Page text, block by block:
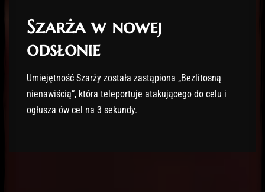
Szarża w nowej
odsłonie
Umiejętność Szarży została zastąpiona „Bezlitosną
nienawiścią”, która teleportuje atakującego do celu i
ogłusza ów cel na 3 sekundy.